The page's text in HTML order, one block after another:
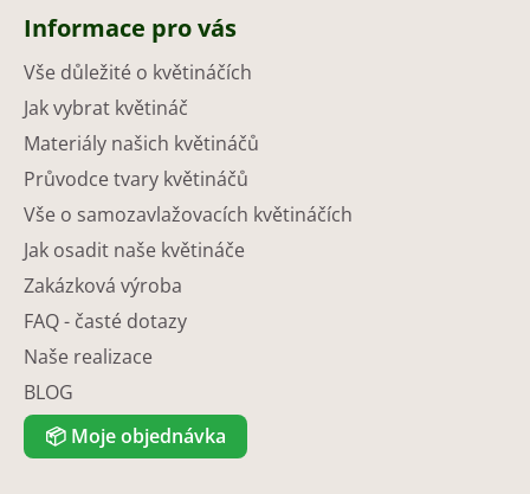
Informace pro vás
Vše důležité o květináčích
Jak vybrat květináč
Materiály našich květináčů
Průvodce tvary květináčů
Vše o samozavlažovacích květináčích
Jak osadit naše květináče
Zakázková výroba
FAQ - časté dotazy
Naše realizace
BLOG
📦 Moje objednávka